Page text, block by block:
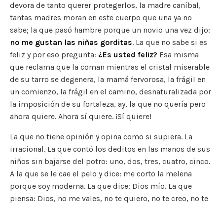
devora de tanto querer protegerlos, la madre caníbal,
tantas madres moran en este cuerpo que una ya no
sabe; la que pasó hambre porque un novio una vez dijo:
no me gustan las niñas gorditas. La que no sabe si es
feliz y por eso pregunta: ¿Es usted feliz? Esa misma
que reclama que la coman mientras el cristal miserable
de su tarro se degenera, la mamá fervorosa, la frágil en
un comienzo, la frágil en el camino, desnaturalizada por
la imposición de su fortaleza, ay, la que no quería pero
ahora quiere. Ahora sí quiere. ¡Sí quiere!
La que no tiene opinión y opina como si supiera. La
irracional. La que contó los deditos en las manos de sus
niños sin bajarse del potro: uno, dos, tres, cuatro, cinco.
A la que se le cae el pelo y dice: me corto la melena
porque soy moderna. La que dice: Dios mío. La que
piensa: Dios, no me vales, no te quiero, no te creo, no te